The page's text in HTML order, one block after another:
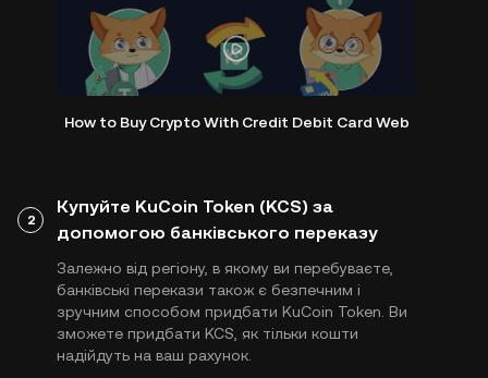
How to Buy Crypto With Credit Debit Card Web
2
Купуйте KuCoin Token (KCS) за
допомогою банківського переказу
Залежно від регіону, в якому ви перебуваєте,
банківські перекази також є безпечним і
зручним способом придбати KuCoin Token. Ви
зможете придбати KCS, як тільки кошти
надійдуть на ваш рахунок.